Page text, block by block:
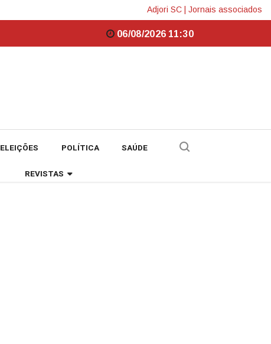
Adjori SC Jornais associados
06/08/2026 11:30
ELEIÇÕES POLÍTICA SAÚDE
REVISTAS